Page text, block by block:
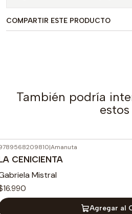
COMPARTIR ESTE PRODUCTO
También podría
estos
|Amanuta
CENICIENTA
Mistral
Agregar al